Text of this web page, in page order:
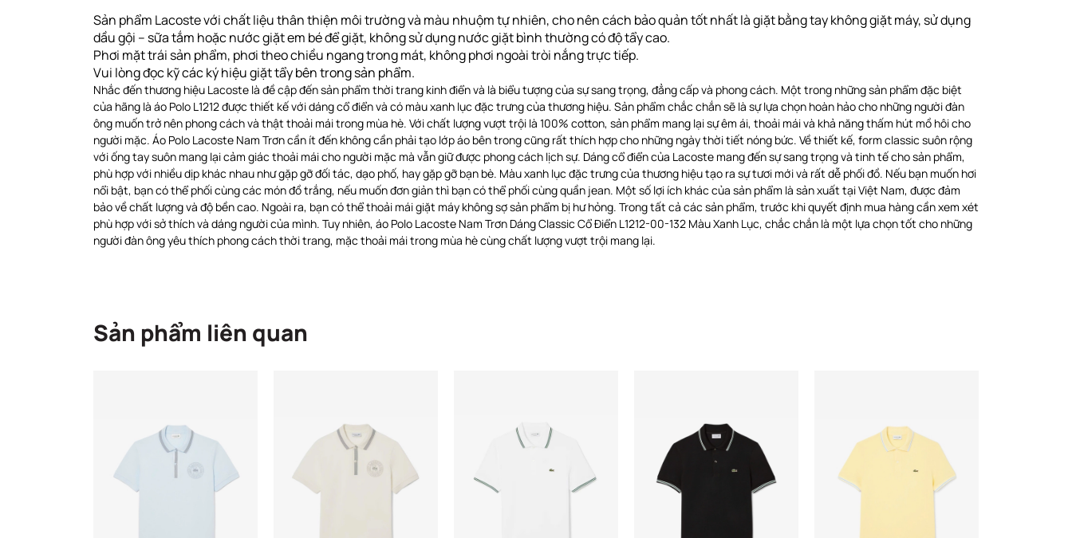
Sản phẩm Lacoste với chất liệu thân thiện môi trường và màu nhuộm tự nhiên, cho nên cách bảo quản tốt nhất là giặt bằng tay không giặt máy, sử dụng
dầu gội – sữa tắm hoặc nước giặt em bé để giặt, không sử dụng nước giặt bình thường có độ tẩy cao.
Phơi mặt trái sản phẩm, phơi theo chiều ngangtrong mát, không phơi ngoài tròi nắng trực tiếp.
Vui lòng đọc kỹ các ký hiệu giặt tẩy bên trong sản phẩm.
Nhắc đến thương hiệu Lacoste là đề cập đến sản phẩm thời trang kinh điển và là biểu tượng của sự sang trọng, đẳng cấp và phong cách. Một trong những sản phẩm đặc biệt
của hãng là áo Polo L1212 được thiết kế với dáng cổ điển và có màu xanh lục đặc trưng của thương hiệu. Sản phẩm chắc chắn sẽ là sự lựa chọn hoàn hảo cho những người đàn
ông muốn trở nên phong cách và thật thoải mái trong mùa hè. Với chất lượng vượt trội là 100% cotton, sản phẩm mang lại sự êm ái, thoải mái và khả năng thấm hút mồ hôi cho
người mặc. Áo Polo Lacoste Nam Trơn cần ít đến không cần phải tạo lớp áo bên trong cũng rất thích hợp cho những ngày thời tiết nóng bức. Về thiết kế, form classic suôn rộng
với ống tay suôn mang lại cảm giác thoải mái cho người mặc mà vẫn giữ được phong cách lịch sự. Dáng cổ điển của Lacoste mang đến sự sang trọng và tinh tế cho sản phẩm,
phù hợp với nhiều dịp khác nhau như gặp gỡ đối tác, dạo phố, hay gặp gỡ bạn bè. Màu xanh lục đặc trưng của thương hiệu tạo ra sự tươi mới và rất dễ phối đồ. Nếu bạn muốn hơi
nổi bật, bạn có thể phối cùng các món đồ trắng, nếu muốn đơn giản thì bạn có thể phối cùng quần jean. Một số lợi ích khác của sản phẩm là sản xuất tại Việt Nam, được đảm
bảo về chất lượng và độ bền cao. Ngoài ra, bạn có thể thoải mái giặt máy không sợ sản phẩm bị hư hỏng. Trong tất cả các sản phẩm, trước khi quyết định mua hàng cần xem xét
phù hợp với sở thích và dáng người của mình. Tuy nhiên, áo Polo Lacoste Nam Trơn Dáng Classic Cổ Điển L1212-00-132 Màu Xanh Lục, chắc chắn là một lựa chọn tốt cho những
người đàn ông yêu thích phong cách thời trang, mặc thoải mái trong mùa hè cùng chất lượng vượt trội mang lại.
Sản phẩm liên quan